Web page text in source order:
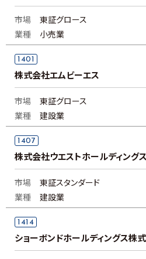
市場
東証グロース
業種
小売業
1401
株式会社エムビーエス
市場
東証グロース
業種
建設業
1407
株式会社ウエストホールディングス
市場
東証スタンダード
業種
建設業
1414
ショーボンドホールディングス株